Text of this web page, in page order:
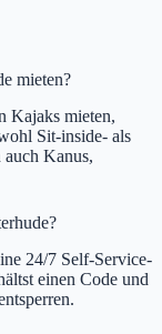
mieten?
Kajaks mieten,
Sit-inside- als
Kanus,
24/7 Self-Service-
einen Code und